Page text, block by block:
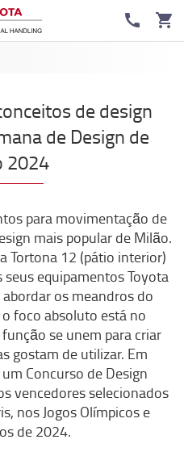
de design
de Design de
2024
para movimentação de
mais popular de Milão.
Tortona 12 (pátio interior)
equipamentos Toyota
os meandros do
foco absoluto está no
se unem para criar
gostam de utilizar. Em
Concurso de Design
vencedores selecionados
nos Jogos Olímpicos e
de 2024.